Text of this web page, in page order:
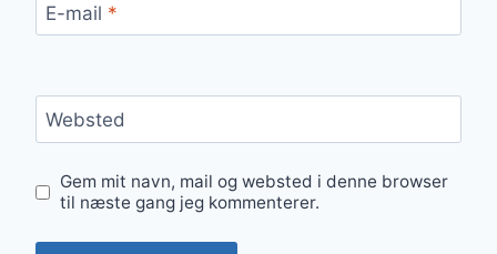
E-mail *
Websted
Gem mit navn, mail og websted i denne browser
til næste gang jeg kommenterer.